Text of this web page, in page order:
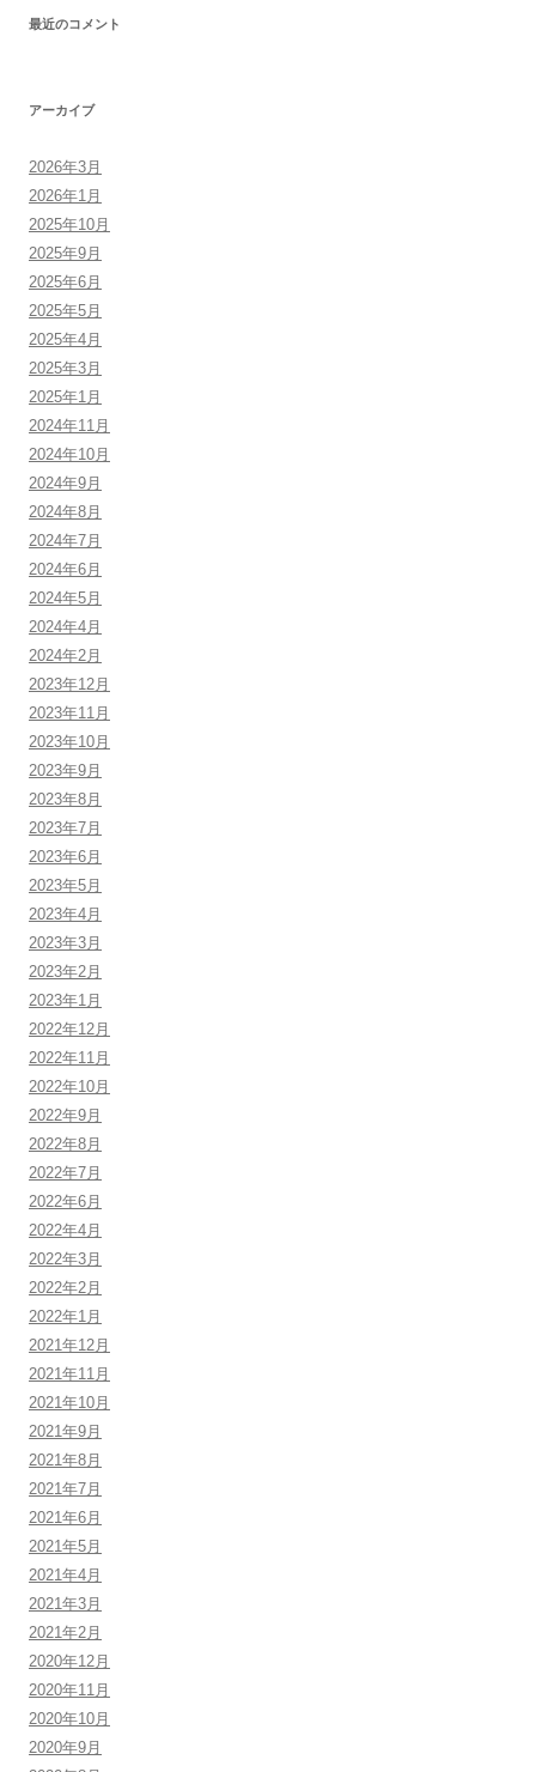
ョ
最近のコメント
アーカイブ
2026年3月
2026年1月
2025年10月
2025年9月
2025年6月
2025年5月
2025年4月
2025年3月
2025年1月
2024年11月
2024年10月
2024年9月
2024年8月
2024年7月
2024年6月
2024年5月
2024年4月
2024年2月
2023年12月
2023年11月
2023年10月
2023年9月
2023年8月
2023年7月
2023年6月
2023年5月
2023年4月
2023年3月
2023年2月
2023年1月
2022年12月
2022年11月
2022年10月
2022年9月
2022年8月
2022年7月
2022年6月
2022年4月
2022年3月
2022年2月
2022年1月
2021年12月
2021年11月
2021年10月
2021年9月
2021年8月
2021年7月
2021年6月
2021年5月
2021年4月
2021年3月
2021年2月
2020年12月
2020年11月
2020年10月
2020年9月